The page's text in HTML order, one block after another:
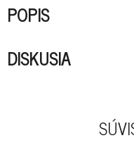
POPIS
DISKUSIA